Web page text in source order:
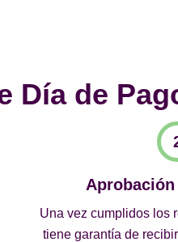
Día de
Una vez cumplidos los
tiene garantía de